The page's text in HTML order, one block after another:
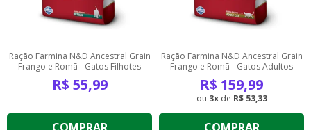
Ração Farmina N&D Ancestral Grain
Frango e Romã - Gatos Filhotes
R$ 55,99
Ração Farmina N&D Ancestral Grain
Frango e Romã - Gatos Adultos
R$ 159,99
3 de R$ 53,33